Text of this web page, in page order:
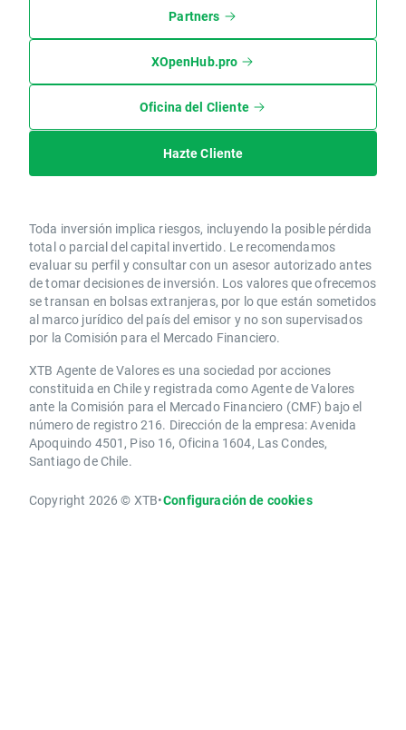
Partners
XOpenHub.pro
Oficina del Cliente
Hazte Cliente
Toda inversión implica riesgos, incluyendo la posible pérdida
total o parcial del capital invertido. Le recomendamos
evaluar su perfil y consultar con un asesor autorizado antes
de tomar decisiones de inversión. Los valores que ofrecemos
se transan en bolsas extranjeras, por lo que están sometidos
al marco jurídico del país del emisor y no son supervisados
por la Comisión para el Mercado Financiero.
XTB Agente de Valores es una sociedad por acciones
constituida en Chile y registrada como Agente de Valores
ante la Comisión para el Mercado Financiero (CMF) bajo el
número de registro 216. Dirección de la empresa: Avenida
Apoquindo 4501, Piso 16, Oficina 1604, Las Condes,
Santiago de Chile.
Copyright 2026 © XTB•Configuración de cookies